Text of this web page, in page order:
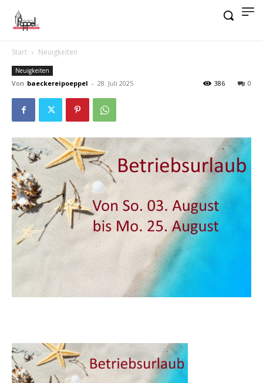
Start Neuigkeiten
Neuigkeiten
Von baeckereipoeppel - 28. Juli 2025 0
386